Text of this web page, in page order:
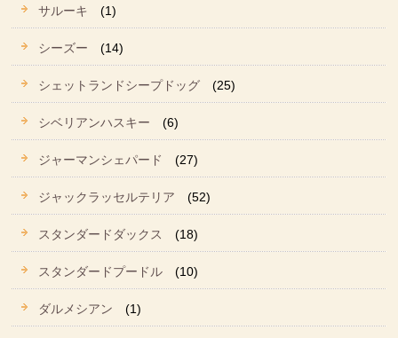
サルーキ (1)
シーズー (14)
シェットランドシープドッグ (25)
シベリアンハスキー (6)
ジャーマンシェパード (27)
ジャックラッセルテリア (52)
スタンダードダックス (18)
スタンダードプードル (10)
ダルメシアン (1)